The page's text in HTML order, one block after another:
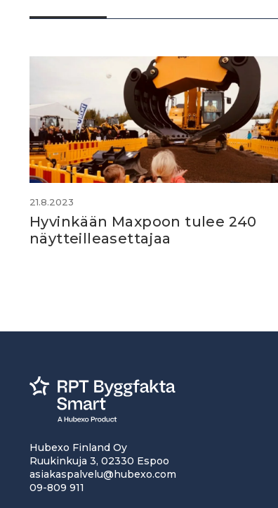
21.8.2023
Hyvinkään Maxpoon tulee 240
näytteilleasettajaa
Hubexo Finland Oy
Ruukinkuja 3, 02330 Espoo
asiakaspalvelu@hubexo.com
09-809 911